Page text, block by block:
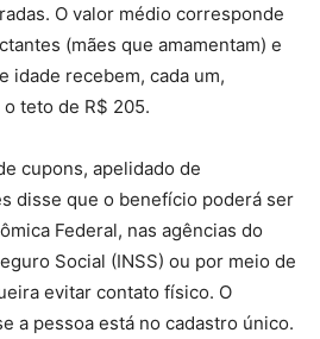
O valor médio corresponde
(mães que amamentam) e
idade recebem, cada um,
teto de R$ 205.
cupons, apelidado de
disse que o benefício poderá ser
Federal, nas agências do
Social (INSS) ou por meio de
evitar contato físico. O
a pessoa está no cadastro único.